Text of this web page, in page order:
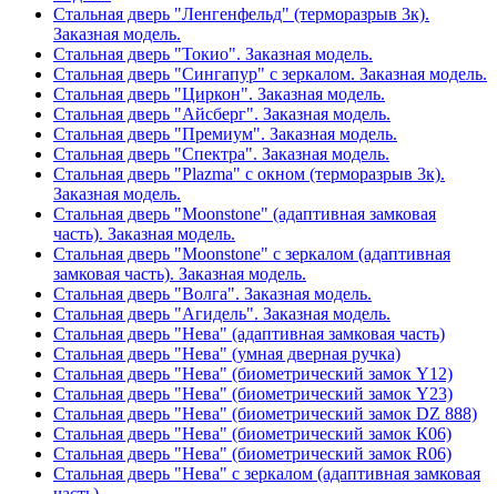
Стальная дверь "Ленгенфельд" (терморазрыв 3к).
Заказная модель.
Стальная дверь "Токио". Заказная модель.
Стальная дверь "Сингапур" с зеркалом. Заказная модель.
Стальная дверь "Циркон". Заказная модель.
Стальная дверь "Айсберг". Заказная модель.
Стальная дверь "Премиум". Заказная модель.
Стальная дверь "Спектра". Заказная модель.
Стальная дверь "Plazma" с окном (терморазрыв 3к).
Заказная модель.
Стальная дверь "Moonstone" (адаптивная замковая
часть). Заказная модель.
Стальная дверь "Moonstone" с зеркалом (адаптивная
замковая часть). Заказная модель.
Стальная дверь "Волга". Заказная модель.
Стальная дверь "Агидель". Заказная модель.
Стальная дверь "Нева" (адаптивная замковая часть)
Стальная дверь "Нева" (умная дверная ручка)
Стальная дверь "Нева" (биометрический замок Y12)
Стальная дверь "Нева" (биометрический замок Y23)
Стальная дверь "Нева" (биометрический замок DZ 888)
Стальная дверь "Нева" (биометрический замок К06)
Стальная дверь "Нева" (биометрический замок R06)
Стальная дверь "Нева" с зеркалом (адаптивная замковая